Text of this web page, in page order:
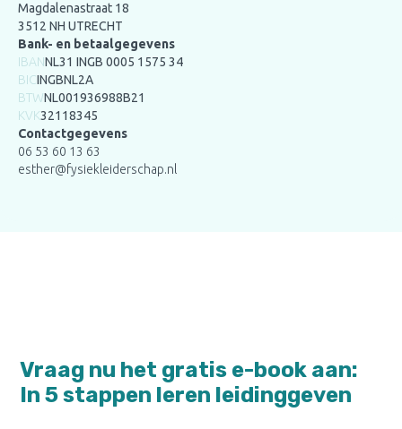
Magdalenastraat 18
3512 NH UTRECHT
Bank- en betaalgegevens
IBANNL31 INGB 0005 1575 34
BICINGBNL2A
BTWNL001936988B21
KVK32118345
Contactgegevens
06 53 60 13 63
esther@fysiekleiderschap.nl
Vraag nu het gratis e-book aan:
In 5 stappen leren leidinggeven